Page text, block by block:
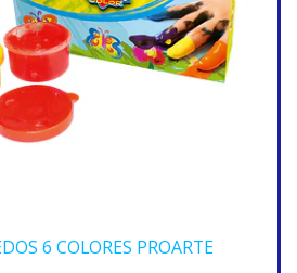
6 COLORES PROARTE